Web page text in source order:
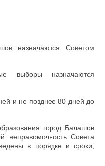
назначаются Советом
выборы назначаются
и не позднее 80 дней до
город Балашов
неправомочность Совета
в порядке и сроки,